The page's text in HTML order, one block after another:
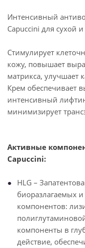
Интенсивный
Capuccini для сухой
Cтимулирует
кожу, повышает
матрикса, улучшает
Крем обеспечивает
интенсивный
минимизирует
Активные
Capuccini:
HLG –
биоразлагаемых
компонентов:
компоненты в
действие,